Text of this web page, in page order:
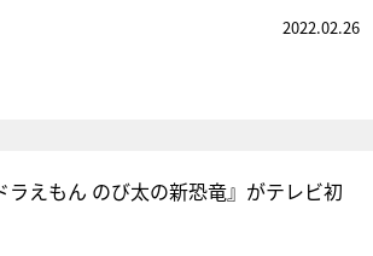
2022.02.26
ラえもん のび太の新恐竜』がテレビ初